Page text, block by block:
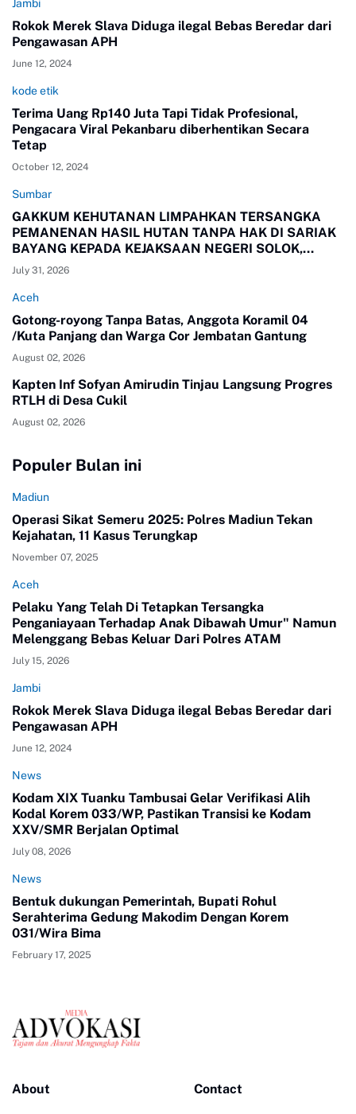
Jambi
Rokok Merek Slava Diduga ilegal Bebas Beredar dari
Pengawasan APH
June 12, 2024
kode etik
Terima Uang Rp140 Juta Tapi Tidak Profesional,
Pengacara Viral Pekanbaru diberhentikan Secara
Tetap
October 12, 2024
Sumbar
GAKKUM KEHUTANAN LIMPAHKAN TERSANGKA
PEMANENAN HASIL HUTAN TANPA HAK DI SARIAK
BAYANG KEPADA KEJAKSAAN NEGERI SOLOK,
SUMBAR
July 31, 2026
Aceh
Gotong-royong Tanpa Batas, Anggota Koramil 04
/Kuta Panjang dan Warga Cor Jembatan Gantung
August 02, 2026
Kapten Inf Sofyan Amirudin Tinjau Langsung Progres
RTLH di Desa Cukil
August 02, 2026
Populer Bulan ini
Madiun
Operasi Sikat Semeru 2025: Polres Madiun Tekan
Kejahatan, 11 Kasus Terungkap
November 07, 2025
Aceh
Pelaku Yang Telah Di Tetapkan Tersangka
Penganiayaan Terhadap Anak Dibawah Umur" Namun
Melenggang Bebas Keluar Dari Polres ATAM
July 15, 2026
Jambi
Rokok Merek Slava Diduga ilegal Bebas Beredar dari
Pengawasan APH
June 12, 2024
News
Kodam XIX Tuanku Tambusai Gelar Verifikasi Alih
Kodal Korem 033/WP, Pastikan Transisi ke Kodam
XXV/SMR Berjalan Optimal
July 08, 2026
News
Bentuk dukungan Pemerintah, Bupati Rohul
Serahterima Gedung Makodim Dengan Korem
031/Wira Bima
February 17, 2025
About Contact